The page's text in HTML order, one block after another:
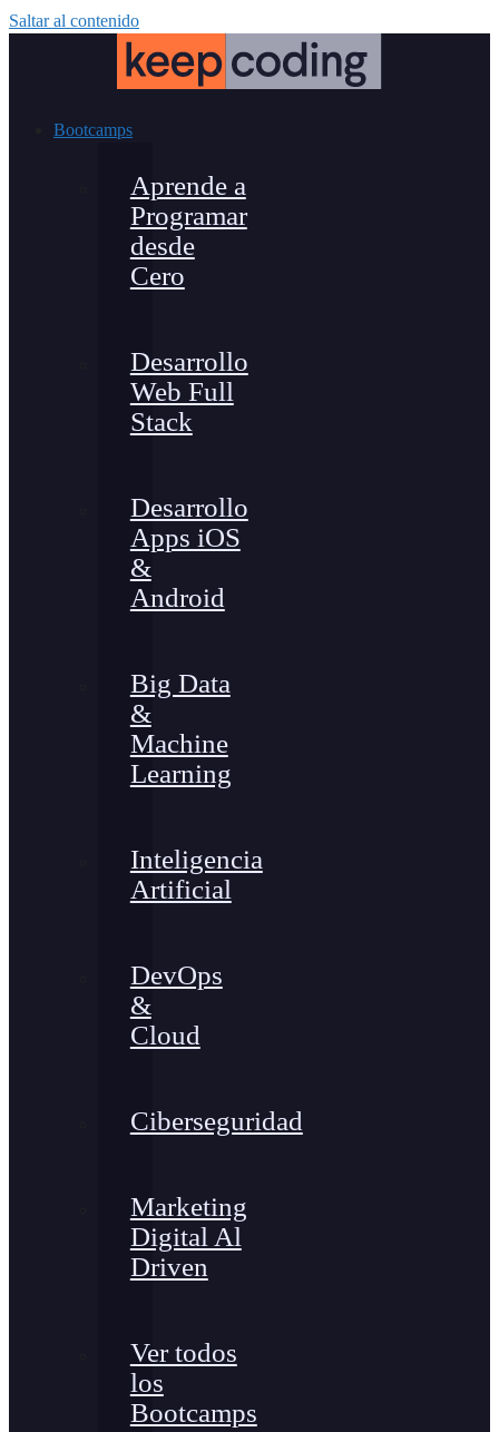
Saltar al contenido
Bootcamps
Aprende a
Programar
desde
Cero
Desarrollo
Web Full
Stack
Desarrollo
Apps iOS
&
Android
Big Data
&
Machine
Learning
Inteligencia
Artificial
DevOps
&
Cloud
Ciberseguridad
Marketing
Digital Al
Driven
Ver todos
los
Bootcamps